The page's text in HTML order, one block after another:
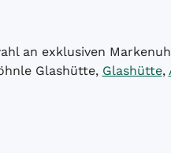
an exklusiven
Glashütte, Glashütte,